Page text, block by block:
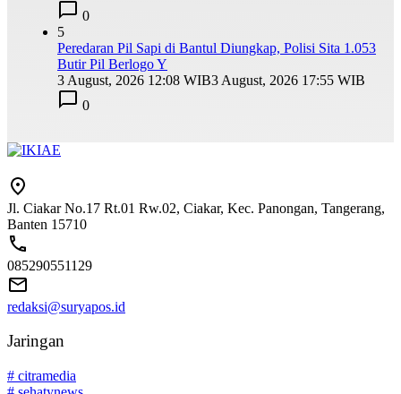
0
5
Peredaran Pil Sapi di Bantul Diungkap, Polisi Sita 1.053
Butir Pil Berlogo Y
3 August, 2026 12:08 WIB3 August, 2026 17:55 WIB
0
Jl. Ciakar No.17 Rt.01 Rw.02, Ciakar, Kec. Panongan, Tangerang,
Banten 15710
085290551129
redaksi@suryapos.id
Jaringan
# citramedia